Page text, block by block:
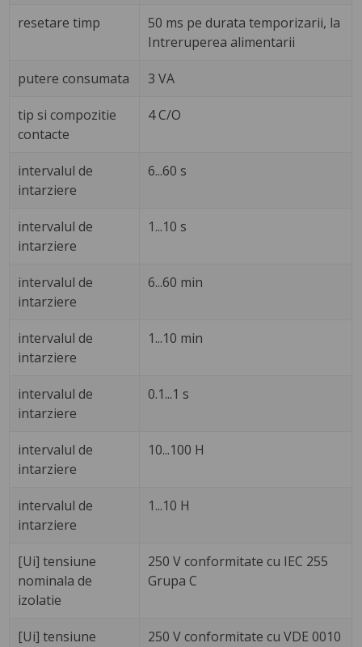
resetare timp
50 ms pe durata temporizarii, la
Intreruperea alimentarii
putere consumata 3 VA
tip si compozitie
contacte
4 C/O
intervalul de
intarziere
6...60 s
intervalul de
intarziere
1...10 s
intervalul de
intarziere
6...60 min
intervalul de
intarziere
1...10 min
intervalul de
intarziere
0.1...1 s
intervalul de
intarziere
10...100 H
intervalul de
intarziere
1...10 H
[Ui] tensiune
nominala de
izolatie
250 V conformitate cu IEC 255
Grupa C
[Ui] tensiune 250 V conformitate cu VDE 0010